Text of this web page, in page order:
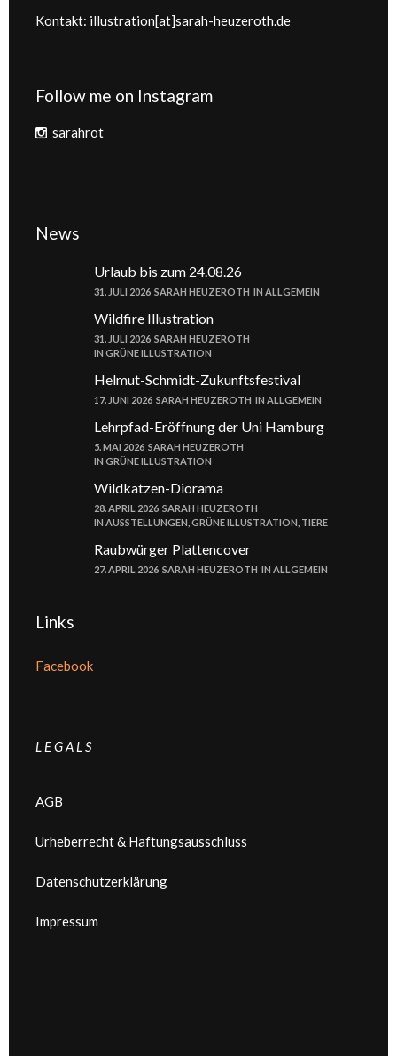
Kontakt: illustration[at]sarah-heuzeroth.de
Follow me on Instagram
sarahrot
News
Urlaub bis zum 24.08.26
31. JULI 2026 SARAH HEUZEROTH IN ALLGEMEIN
Wildfire Illustration
31. JULI 2026 SARAH HEUZEROTH
IN GRÜNE ILLUSTRATION
Helmut-Schmidt-Zukunftsfestival
17. JUNI 2026 SARAH HEUZEROTH IN ALLGEMEIN
Lehrpfad-Eröffnung der Uni Hamburg
5. MAI 2026 SARAH HEUZEROTH
IN GRÜNE ILLUSTRATION
Wildkatzen-Diorama
28. APRIL 2026 SARAH HEUZEROTH
IN AUSSTELLUNGEN GRÜNE ILLUSTRATION TIERE
Raubwürger Plattencover
27. APRIL 2026 SARAH HEUZEROTH IN ALLGEMEIN
Links
Facebook
L E G A L S
AGB
Urheberrecht & Haftungsausschluss
Datenschutzerklärung
Impressum